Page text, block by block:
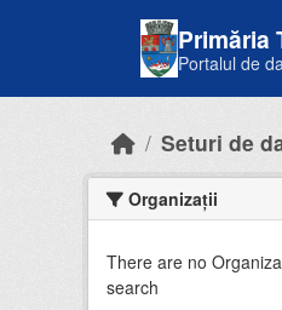
Primăria
Portalul de
Seturi de
Organizații
There are no
search